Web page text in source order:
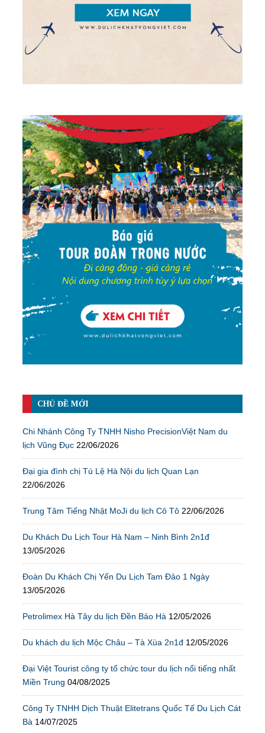
CHỦ ĐỀ MỚI
Chi Nhánh Công Ty TNHH Nisho PrecisionViệt Nam du
lịch Vũng Đục 22/06/2026
Đại gia đình chị Tú Lệ Hà Nội du lịch Quan Lạn
22/06/2026
Trung Tâm Tiếng Nhật MoJi du lịch Cô Tô 22/06/2026
Du Khách Du Lịch Tour Hà Nam – Ninh Bình 2n1đ
13/05/2026
Đoàn Du Khách Chị Yến Du Lịch Tam Đảo 1 Ngày
13/05/2026
Petrolimex Hà Tây du lịch Đền Bảo Hà 12/05/2026
Du khách du lịch Mộc Châu – Tà Xùa 2n1đ 12/05/2026
Đại Việt Tourist công ty tổ chức tour du lịch nổi tiếng nhất
Miền Trung 04/08/2025
Công Ty TNHH Dịch Thuật Elitetrans Quốc Tế Du Lịch Cát
Bà 14/07/2025